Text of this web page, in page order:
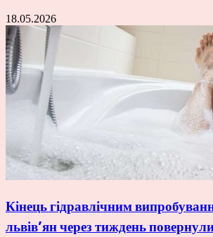
18.05.2026
Кінець гідравлічним
львів’ян через тиждень